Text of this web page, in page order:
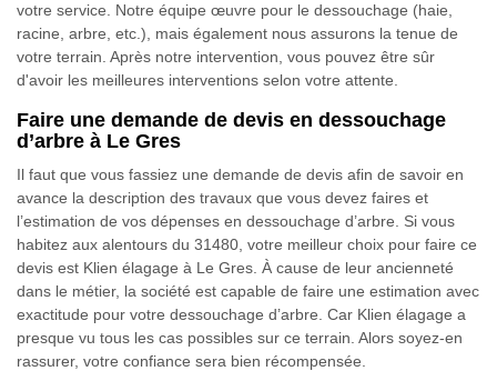
votre service. Notre équipe œuvre pour le dessouchage (haie,
racine, arbre, etc.), mais également nous assurons la tenue de
votre terrain. Après notre intervention, vous pouvez être sûr
d'avoir les meilleures interventions selon votre attente.
Faire une demande de devis en dessouchage
d’arbre à Le Gres
Il faut que vous fassiez une demande de devis afin de savoir en
avance la description des travaux que vous devez faires et
l’estimation de vos dépenses en dessouchage d’arbre. Si vous
habitez aux alentours du 31480, votre meilleur choix pour faire ce
devis est Klien élagage à Le Gres. À cause de leur ancienneté
dans le métier, la société est capable de faire une estimation avec
exactitude pour votre dessouchage d’arbre. Car Klien élagage a
presque vu tous les cas possibles sur ce terrain. Alors soyez-en
rassurer, votre confiance sera bien récompensée.